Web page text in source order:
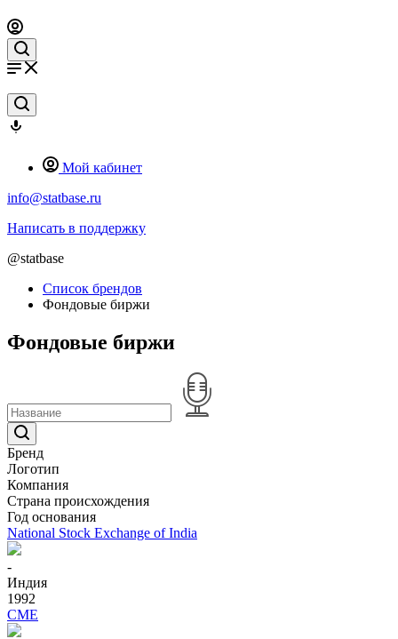
Мой кабинет
info@statbase.ru
Написать в поддержку
@statbase
Список брендов
Фондовые биржи
Фондовые биржи
Бренд
Логотип
Компания
Страна происхождения
Год основания
National Stock Exchange of India
-
Индия
1992
CME